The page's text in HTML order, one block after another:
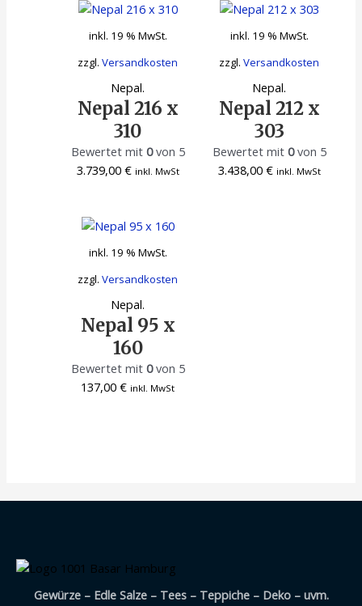
inkl. 19 % MwSt.
zzgl.Versandkosten
Nepal.
Nepal 216 x
310
Bewertet mit 0von 5
3.739,00 € inkl. MwSt
inkl. 19 % MwSt.
zzgl.Versandkosten
Nepal.
Nepal 212 x
303
Bewertet mit 0von 5
3.438,00 € inkl. MwSt
inkl. 19 % MwSt.
zzgl.Versandkosten
Nepal.
Nepal 95 x
160
Bewertet mit 0von 5
137,00€ inkl. MwSt
Gewürze – Edle Salze – Tees – Teppiche – Deko – uvm.